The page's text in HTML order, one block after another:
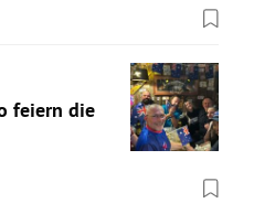
feiern die